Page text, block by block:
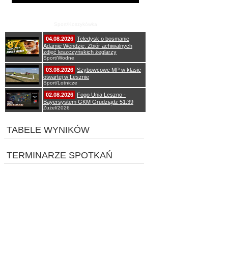
04.08.2026 Teledysk o bosmanie
Adamie Wendzie. Zbiór achiwalnych
zdjęć leszczyńskich żeglarzy
Sport/Wodne
03.08.2026 Szybowcowe MP w klasie
otwartej w Lesznie
Sport/Lotnicze
02.08.2026
Fogo Unia Leszno -
Bayersystem GKM Grudziądz 51:39
Żużel/2026
TABELE WYNIKÓW
TERMINARZE SPOTKAŃ